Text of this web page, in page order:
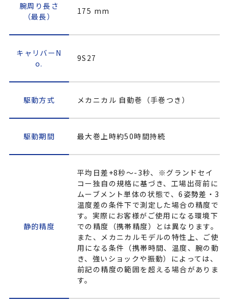
腕周り長さ
（最長）
175 mm
キャリバーN
o.
9S27
駆動方式 メカニカル 自動巻（手巻つき）
駆動期間 最大巻上時約50時間持続
静的精度
平均日差+8秒～-3秒、※グランドセイ
コー独自の規格に基づき、工場出荷前に
ムーブメント単体の状態で、6姿勢差・3
温度差の条件下で測定した場合の精度で
す。実際にお客様がご使用になる環境下
での精度（携帯精度）とは異なります。
また、メカニカルモデルの特性上、ご使
用になる条件（携帯時間、温度、腕の動
き、強いショックや振動）によっては、
前記の精度の範囲を超える場合がありま
す。